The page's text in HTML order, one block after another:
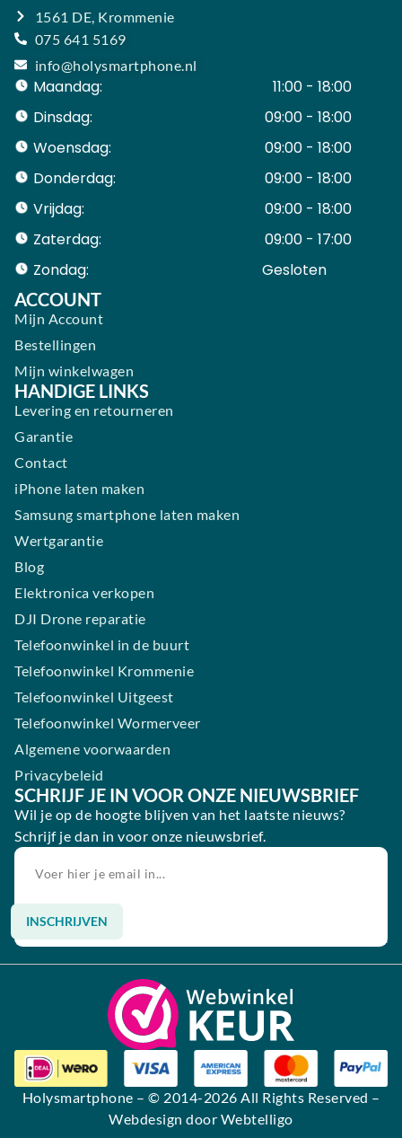
1561 DE, Krommenie
075 641 5169
info@holysmartphone.nl
Maandag:
11:00 - 18:00
Dinsdag:
09:00 - 18:00
Woensdag:
09:00 - 18:00
Donderdag:
09:00 - 18:00
Vrijdag:
09:00 - 18:00
Zaterdag:
09:00 - 17:00
Zondag:
Gesloten ​ ​ ​ ​ ​ ​ ​
ACCOUNT
Mijn Account
Bestellingen
Mijn winkelwagen
HANDIGE LINKS
Levering en retourneren
Garantie
Contact
iPhone laten maken
Samsung smartphone laten maken
Wertgarantie
Blog
Elektronica verkopen
DJI Drone reparatie
Telefoonwinkel in de buurt
Telefoonwinkel Krommenie
Telefoonwinkel Uitgeest
Telefoonwinkel Wormerveer
Algemene voorwaarden
Privacybeleid
SCHRIJF JE IN VOOR ONZE NIEUWSBRIEF
Wil je op de hoogte blijven van het laatste nieuws?
Schrijf je dan in voor onze nieuwsbrief.
INSCHRIJVEN
Alternative:
Holysmartphone – © 2014-2026 All Rights Reserved –
Webdesign door Webtelligo